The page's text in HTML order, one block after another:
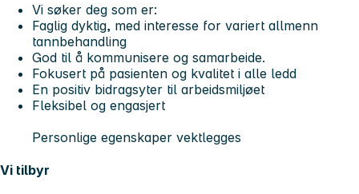
Vi søker deg som er:
Faglig dyktig, med interesse for variert allmenn
tannbehandling
God til å kommunisere og samarbeide.
Fokusert på pasienten og kvalitet i alle ledd
En positiv bidragsyter til arbeidsmiljøet
Fleksibel og engasjert
Personlige egenskaper vektlegges
Vi tilbyr